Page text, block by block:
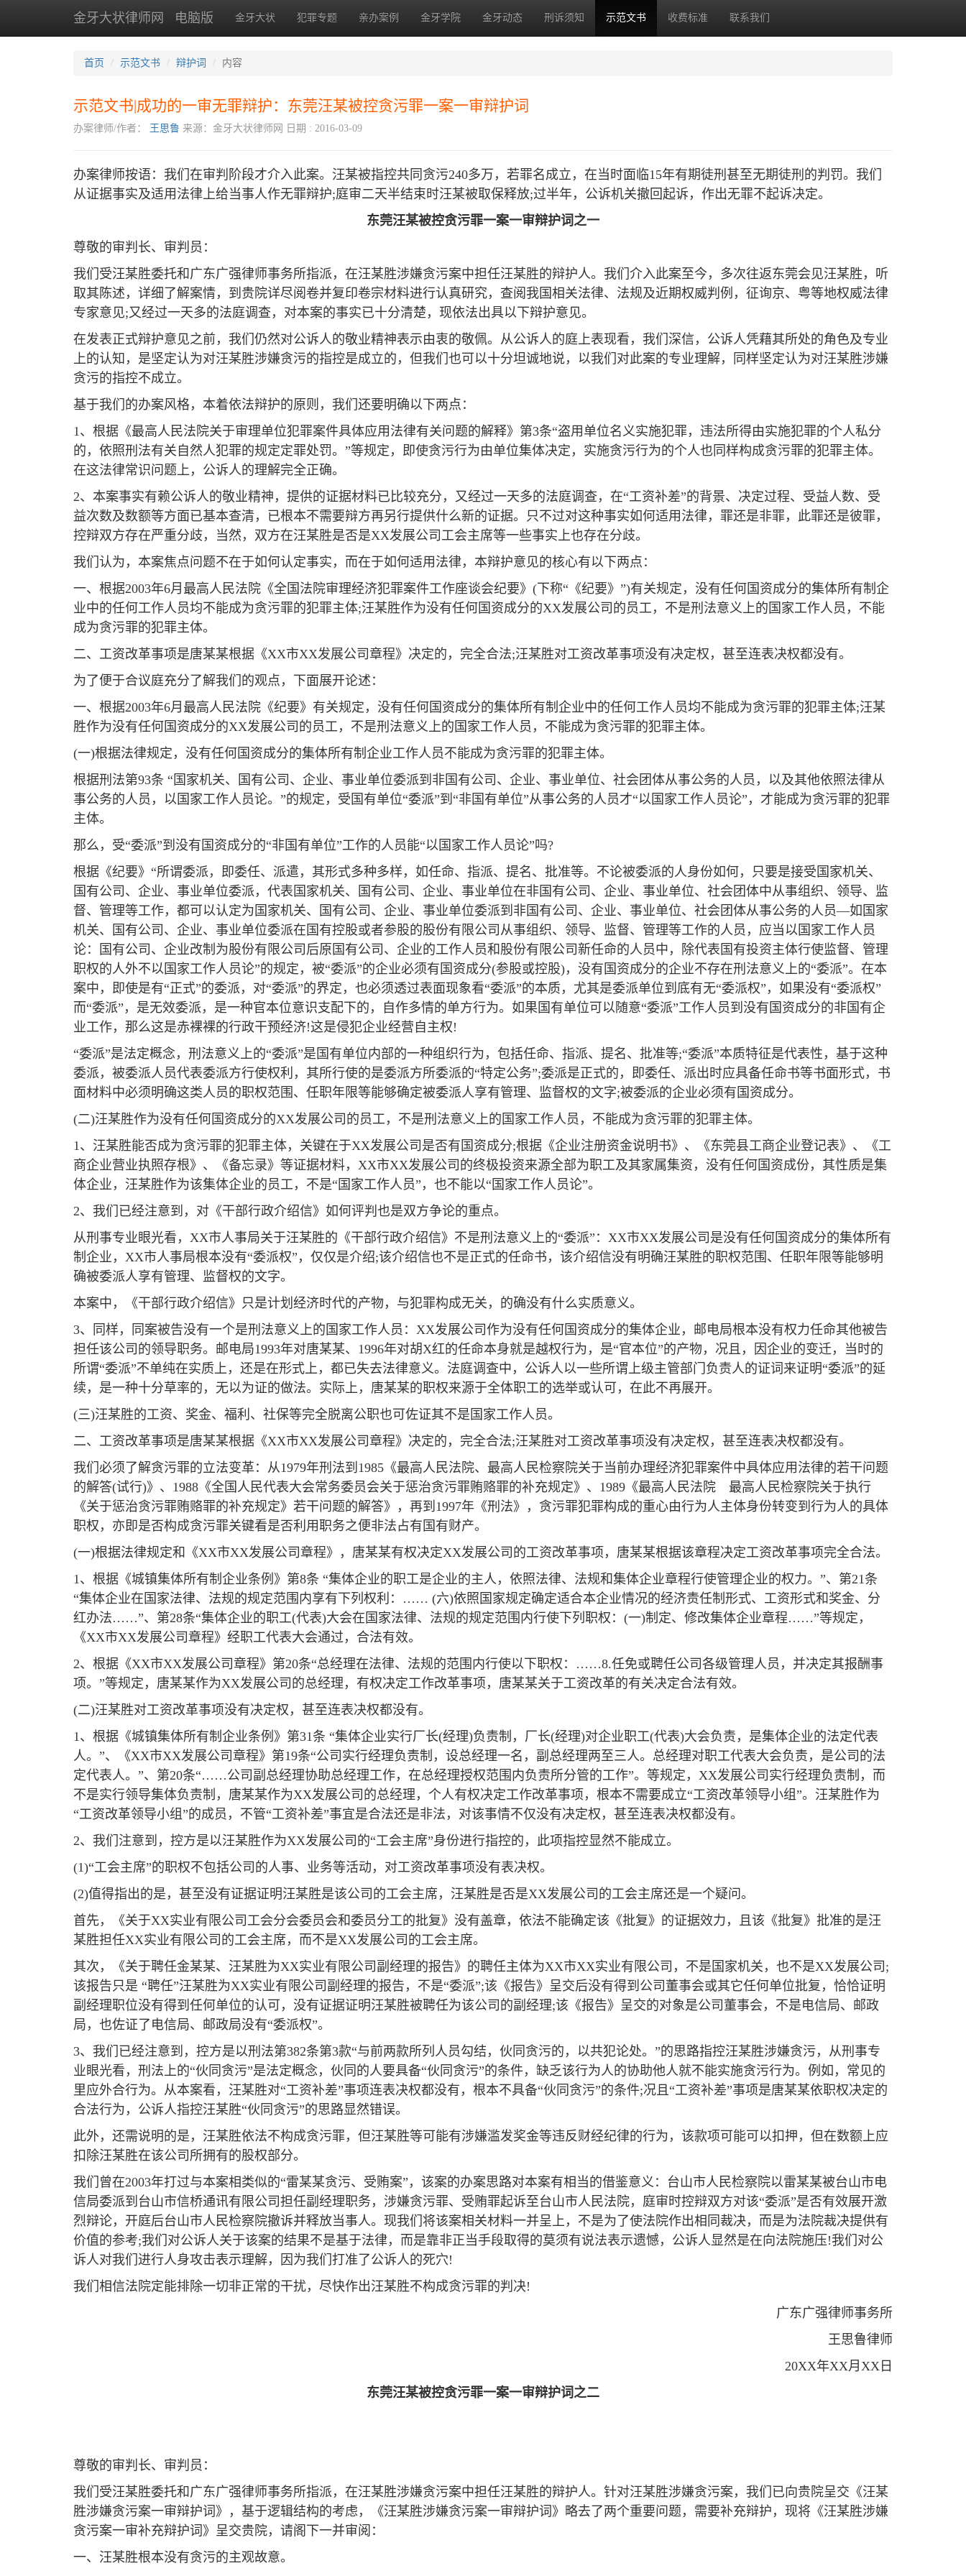
金牙大状律师网 电脑版 金牙大状 犯罪专题 亲办案例 金牙学院 金牙动态 刑诉须知 示范文书 收费标准 联系我们
首页 示范文书 辩护词 内容
示范文书|成功的一审无罪辩护：东莞汪某被控贪污罪一案一审辩护词
办案律师/作者： 王思鲁 来源：金牙大状律师网 日期 : 2016-03-09
办案律师按语：我们在审判阶段才介入此案。汪某被指控共同贪污240多万，若罪名成立，在当时面临15年有期徒刑甚至无期徒刑的判罚。我们
从证据事实及适用法律上给当事人作无罪辩护;庭审二天半结束时汪某被取保释放;过半年，公诉机关撤回起诉，作出无罪不起诉决定。
东莞汪某被控贪污罪一案一审辩护词之一
尊敬的审判长、审判员：
我们受汪某胜委托和广东广强律师事务所指派，在汪某胜涉嫌贪污案中担任汪某胜的辩护人。我们介入此案至今，多次往返东莞会见汪某胜，听
取其陈述，详细了解案情，到贵院详尽阅卷并复印卷宗材料进行认真研究，查阅我国相关法律、法规及近期权威判例，征询京、粤等地权威法律
专家意见;又经过一天多的法庭调查，对本案的事实已十分清楚，现依法出具以下辩护意见。
在发表正式辩护意见之前，我们仍然对公诉人的敬业精神表示由衷的敬佩。从公诉人的庭上表现看，我们深信，公诉人凭藉其所处的角色及专业
上的认知，是坚定认为对汪某胜涉嫌贪污的指控是成立的，但我们也可以十分坦诚地说，以我们对此案的专业理解，同样坚定认为对汪某胜涉嫌
贪污的指控不成立。
基于我们的办案风格，本着依法辩护的原则，我们还要明确以下两点：
1、根据《最高人民法院关于审理单位犯罪案件具体应用法律有关问题的解释》第3条“盗用单位名义实施犯罪，违法所得由实施犯罪的个人私分
的，依照刑法有关自然人犯罪的规定定罪处罚。”等规定，即使贪污行为由单位集体决定，实施贪污行为的个人也同样构成贪污罪的犯罪主体。
在这法律常识问题上，公诉人的理解完全正确。
2、本案事实有赖公诉人的敬业精神，提供的证据材料已比较充分，又经过一天多的法庭调查，在“工资补差”的背景、决定过程、受益人数、受
益次数及数额等方面已基本查清，已根本不需要辩方再另行提供什么新的证据。只不过对这种事实如何适用法律，罪还是非罪，此罪还是彼罪，
控辩双方存在严重分歧，当然，双方在汪某胜是否是XX发展公司工会主席等一些事实上也存在分歧。
我们认为，本案焦点问题不在于如何认定事实，而在于如何适用法律，本辩护意见的核心有以下两点：
一、根据2003年6月最高人民法院《全国法院审理经济犯罪案件工作座谈会纪要》(下称“《纪要》”)有关规定，没有任何国资成分的集体所有制企
业中的任何工作人员均不能成为贪污罪的犯罪主体;汪某胜作为没有任何国资成分的XX发展公司的员工，不是刑法意义上的国家工作人员，不能
成为贪污罪的犯罪主体。
二、工资改革事项是唐某某根据《XX市XX发展公司章程》决定的，完全合法;汪某胜对工资改革事项没有决定权，甚至连表决权都没有。
为了便于合议庭充分了解我们的观点，下面展开论述：
一、根据2003年6月最高人民法院《纪要》有关规定，没有任何国资成分的集体所有制企业中的任何工作人员均不能成为贪污罪的犯罪主体;汪某
胜作为没有任何国资成分的XX发展公司的员工，不是刑法意义上的国家工作人员，不能成为贪污罪的犯罪主体。
(一)根据法律规定，没有任何国资成分的集体所有制企业工作人员不能成为贪污罪的犯罪主体。
根据刑法第93条 “国家机关、国有公司、企业、事业单位委派到非国有公司、企业、事业单位、社会团体从事公务的人员，以及其他依照法律从
事公务的人员，以国家工作人员论。”的规定，受国有单位“委派”到“非国有单位”从事公务的人员才“以国家工作人员论”，才能成为贪污罪的犯罪
主体。
那么，受“委派”到没有国资成分的“非国有单位”工作的人员能“以国家工作人员论”吗?
根据《纪要》“所谓委派，即委任、派遣，其形式多种多样，如任命、指派、提名、批准等。不论被委派的人身份如何，只要是接受国家机关、
国有公司、企业、事业单位委派，代表国家机关、国有公司、企业、事业单位在非国有公司、企业、事业单位、社会团体中从事组织、领导、监
督、管理等工作，都可以认定为国家机关、国有公司、企业、事业单位委派到非国有公司、企业、事业单位、社会团体从事公务的人员—如国家
机关、国有公司、企业、事业单位委派在国有控股或者参股的股份有限公司从事组织、领导、监督、管理等工作的人员，应当以国家工作人员
论：国有公司、企业改制为股份有限公司后原国有公司、企业的工作人员和股份有限公司新任命的人员中，除代表国有投资主体行使监督、管理
职权的人外不以国家工作人员论”的规定，被“委派”的企业必须有国资成分(参股或控股)，没有国资成分的企业不存在刑法意义上的“委派”。在本
案中，即使是有“正式”的委派，对“委派”的界定，也必须透过表面现象看“委派”的本质，尤其是委派单位到底有无“委派权”，如果没有“委派权”
而“委派”，是无效委派，是一种官本位意识支配下的，自作多情的单方行为。如果国有单位可以随意“委派”工作人员到没有国资成分的非国有企
业工作，那么这是赤裸裸的行政干预经济!这是侵犯企业经营自主权!
“委派”是法定概念，刑法意义上的“委派”是国有单位内部的一种组织行为，包括任命、指派、提名、批准等;“委派”本质特征是代表性，基于这种
委派，被委派人员代表委派方行使权利，其所行使的是委派方所委派的“特定公务”;委派是正式的，即委任、派出时应具备任命书等书面形式，书
面材料中必须明确这类人员的职权范围、任职年限等能够确定被委派人享有管理、监督权的文字;被委派的企业必须有国资成分。
(二)汪某胜作为没有任何国资成分的XX发展公司的员工，不是刑法意义上的国家工作人员，不能成为贪污罪的犯罪主体。
1、汪某胜能否成为贪污罪的犯罪主体，关键在于XX发展公司是否有国资成分;根据《企业注册资金说明书》、《东莞县工商企业登记表》、《工
商企业营业执照存根》、《备忘录》等证据材料，XX市XX发展公司的终极投资来源全部为职工及其家属集资，没有任何国资成份，其性质是集
体企业，汪某胜作为该集体企业的员工，不是“国家工作人员”，也不能以“国家工作人员论”。
2、我们已经注意到，对《干部行政介绍信》如何评判也是双方争论的重点。
从刑事专业眼光看，XX市人事局关于汪某胜的《干部行政介绍信》不是刑法意义上的“委派”：XX市XX发展公司是没有任何国资成分的集体所有
制企业，XX市人事局根本没有“委派权”，仅仅是介绍;该介绍信也不是正式的任命书，该介绍信没有明确汪某胜的职权范围、任职年限等能够明
确被委派人享有管理、监督权的文字。
本案中，《干部行政介绍信》只是计划经济时代的产物，与犯罪构成无关，的确没有什么实质意义。
3、同样，同案被告没有一个是刑法意义上的国家工作人员：XX发展公司作为没有任何国资成分的集体企业，邮电局根本没有权力任命其他被告
担任该公司的领导职务。邮电局1993年对唐某某、1996年对胡X红的任命本身就是越权行为，是“官本位”的产物，况且，因企业的变迁，当时的
所谓“委派”不单纯在实质上，还是在形式上，都已失去法律意义。法庭调查中，公诉人以一些所谓上级主管部门负责人的证词来证明“委派”的延
续，是一种十分草率的，无以为证的做法。实际上，唐某某的职权来源于全体职工的选举或认可，在此不再展开。
(三)汪某胜的工资、奖金、福利、社保等完全脱离公职也可佐证其不是国家工作人员。
二、工资改革事项是唐某某根据《XX市XX发展公司章程》决定的，完全合法;汪某胜对工资改革事项没有决定权，甚至连表决权都没有。
我们必须了解贪污罪的立法变革：从1979年刑法到1985《最高人民法院、最高人民检察院关于当前办理经济犯罪案件中具体应用法律的若干问题
的解答(试行)》、1988《全国人民代表大会常务委员会关于惩治贪污罪贿赂罪的补充规定》、1989《最高人民法院 最高人民检察院关于执行
《关于惩治贪污罪贿赂罪的补充规定》若干问题的解答》，再到1997年《刑法》，贪污罪犯罪构成的重心由行为人主体身份转变到行为人的具体
职权，亦即是否构成贪污罪关键看是否利用职务之便非法占有国有财产。
(一)根据法律规定和《XX市XX发展公司章程》，唐某某有权决定XX发展公司的工资改革事项，唐某某根据该章程决定工资改革事项完全合法。
1、根据《城镇集体所有制企业条例》第8条 “集体企业的职工是企业的主人，依照法律、法规和集体企业章程行使管理企业的权力。”、第21条
“集体企业在国家法律、法规的规定范围内享有下列权利：…… (六)依照国家规定确定适合本企业情况的经济责任制形式、工资形式和奖金、分
红办法……”、第28条“集体企业的职工(代表)大会在国家法律、法规的规定范围内行使下列职权：(一)制定、修改集体企业章程……”等规定，
《XX市XX发展公司章程》经职工代表大会通过，合法有效。
2、根据《XX市XX发展公司章程》第20条“总经理在法律、法规的范围内行使以下职权：……8.任免或聘任公司各级管理人员，并决定其报酬事
项。”等规定，唐某某作为XX发展公司的总经理，有权决定工作改革事项，唐某某关于工资改革的有关决定合法有效。
(二)汪某胜对工资改革事项没有决定权，甚至连表决权都没有。
1、根据《城镇集体所有制企业条例》第31条 “集体企业实行厂长(经理)负责制，厂长(经理)对企业职工(代表)大会负责，是集体企业的法定代表
人。”、《XX市XX发展公司章程》第19条“公司实行经理负责制，设总经理一名，副总经理两至三人。总经理对职工代表大会负责，是公司的法
定代表人。”、第20条“……公司副总经理协助总经理工作，在总经理授权范围内负责所分管的工作”。等规定，XX发展公司实行经理负责制，而
不是实行领导集体负责制，唐某某作为XX发展公司的总经理，个人有权决定工作改革事项，根本不需要成立“工资改革领导小组”。汪某胜作为
“工资改革领导小组”的成员，不管“工资补差”事宜是合法还是非法，对该事情不仅没有决定权，甚至连表决权都没有。
2、我们注意到，控方是以汪某胜作为XX发展公司的“工会主席”身份进行指控的，此项指控显然不能成立。
(1)“工会主席”的职权不包括公司的人事、业务等活动，对工资改革事项没有表决权。
(2)值得指出的是，甚至没有证据证明汪某胜是该公司的工会主席，汪某胜是否是XX发展公司的工会主席还是一个疑问。
首先，《关于XX实业有限公司工会分会委员会和委员分工的批复》没有盖章，依法不能确定该《批复》的证据效力，且该《批复》批准的是汪
某胜担任XX实业有限公司的工会主席，而不是XX发展公司的工会主席。
其次，《关于聘任金某某、汪某胜为XX实业有限公司副经理的报告》的聘任主体为XX市XX实业有限公司，不是国家机关，也不是XX发展公司;
该报告只是 “聘任”汪某胜为XX实业有限公司副经理的报告，不是“委派”;该《报告》呈交后没有得到公司董事会或其它任何单位批复，恰恰证明
副经理职位没有得到任何单位的认可，没有证据证明汪某胜被聘任为该公司的副经理;该《报告》呈交的对象是公司董事会，不是电信局、邮政
局，也佐证了电信局、邮政局没有“委派权”。
3、我们已经注意到，控方是以刑法第382条第3款“与前两款所列人员勾结，伙同贪污的，以共犯论处。”的思路指控汪某胜涉嫌贪污，从刑事专
业眼光看，刑法上的“伙同贪污”是法定概念，伙同的人要具备“伙同贪污”的条件，缺乏该行为人的协助他人就不能实施贪污行为。例如，常见的
里应外合行为。从本案看，汪某胜对“工资补差”事项连表决权都没有，根本不具备“伙同贪污”的条件;况且“工资补差”事项是唐某某依职权决定的
合法行为，公诉人指控汪某胜“伙同贪污”的思路显然错误。
此外，还需说明的是，汪某胜依法不构成贪污罪，但汪某胜等可能有涉嫌滥发奖金等违反财经纪律的行为，该款项可能可以扣押，但在数额上应
扣除汪某胜在该公司所拥有的股权部分。
我们曾在2003年打过与本案相类似的“雷某某贪污、受贿案”，该案的办案思路对本案有相当的借鉴意义：台山市人民检察院以雷某某被台山市电
信局委派到台山市信桥通讯有限公司担任副经理职务，涉嫌贪污罪、受贿罪起诉至台山市人民法院，庭审时控辩双方对该“委派”是否有效展开激
烈辩论，开庭后台山市人民检察院撤诉并释放当事人。现我们将该案相关材料一并呈上，不是为了使法院作出相同裁决，而是为法院裁决提供有
价值的参考;我们对公诉人关于该案的结果不是基于法律，而是靠非正当手段取得的莫须有说法表示遗憾，公诉人显然是在向法院施压!我们对公
诉人对我们进行人身攻击表示理解，因为我们打准了公诉人的死穴!
我们相信法院定能排除一切非正常的干扰，尽快作出汪某胜不构成贪污罪的判决!
广东广强律师事务所
王思鲁律师
20XX年XX月XX日
东莞汪某被控贪污罪一案一审辩护词之二
尊敬的审判长、审判员：
我们受汪某胜委托和广东广强律师事务所指派，在汪某胜涉嫌贪污案中担任汪某胜的辩护人。针对汪某胜涉嫌贪污案，我们已向贵院呈交《汪某
胜涉嫌贪污案一审辩护词》，基于逻辑结构的考虑，《汪某胜涉嫌贪污案一审辩护词》略去了两个重要问题，需要补充辩护，现将《汪某胜涉嫌
贪污案一审补充辩护词》呈交贵院，请阁下一并审阅：
一、汪某胜根本没有贪污的主观故意。